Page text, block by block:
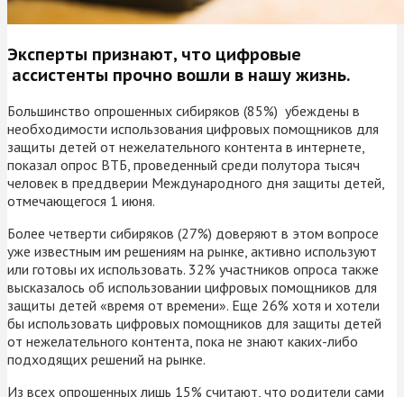
Эксперты признают, что цифровые
ассистенты прочно вошли в нашу жизнь.
Большинство опрошенных сибиряков (85%) убеждены в
необходимости использования цифровых помощников для
защиты детей от нежелательного контента в интернете,
показал опрос ВТБ, проведенный среди полутора тысяч
человек в преддверии Международного дня защиты детей,
отмечающегося 1 июня.
Более четверти сибиряков (27%) доверяют в этом вопросе
уже известным им решениям на рынке, активно используют
или готовы их использовать. 32% участников опроса также
высказалось об использовании цифровых помощников для
защиты детей «время от времени». Еще 26% хотя и хотели
бы использовать цифровых помощников для защиты детей
от нежелательного контента, пока не знают каких-либо
подходящих решений на рынке.
Из всех опрошенных лишь 15% считают, что родители сами